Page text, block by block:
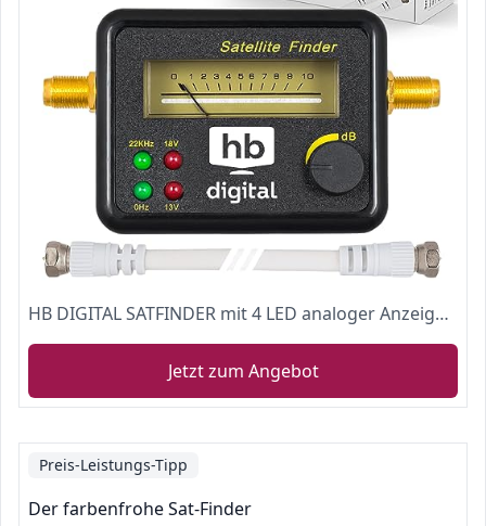
HB DIGITAL SATFINDER mit 4 LED analoger Anzeige, vergoldeten Anschlüssen und Tonsignal + F-Verbindungskabel + Deutsche Anleitung
Jetzt zum Angebot
Preis-Leistungs-Tipp
Der farbenfrohe Sat-Finder